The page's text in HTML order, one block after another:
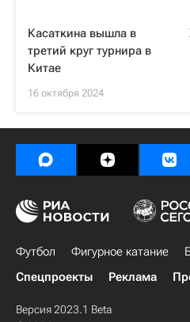
Касаткина вышла в
третий круг турнира в
Китае
16 октября 2024
Футбол Фигурное катание
Спецпроекты
Реклама
Версия 2023.1 Beta